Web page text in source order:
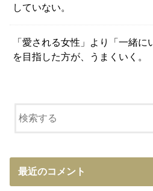
していない。
「愛される女性」より「一緒に
を目指した方が、うまくいく。
最近のコメント